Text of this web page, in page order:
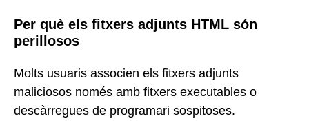
Per què els fitxers adjunts HTML són
perillosos
Molts usuaris associen els fitxers adjunts
maliciosos només amb fitxers executables o
descàrregues de programari sospitoses.